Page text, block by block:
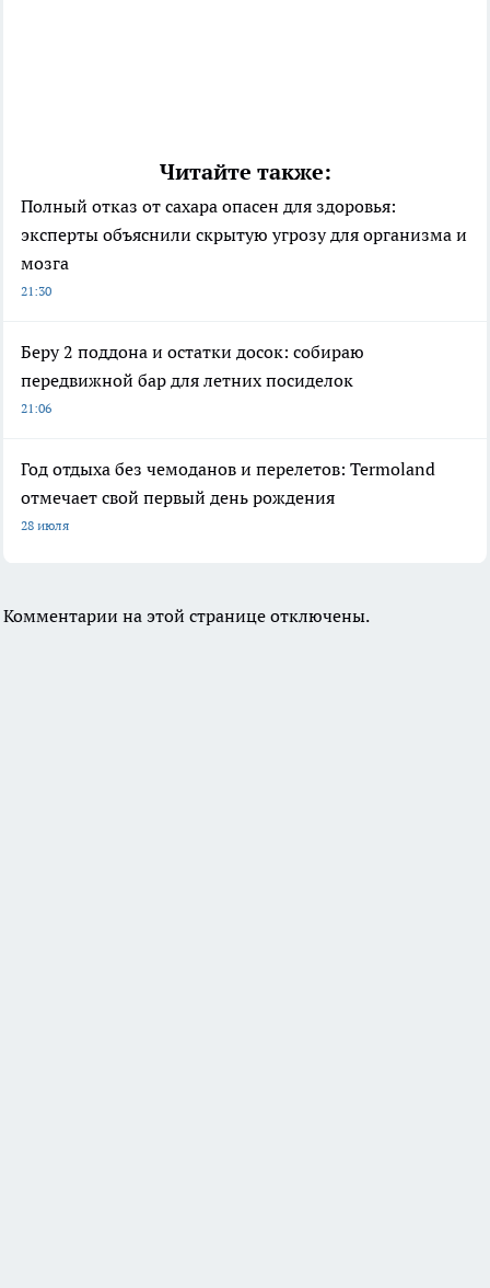
Читайте также:
Полный отказ от сахара опасен для здоровья:
эксперты объяснили скрытую угрозу для организма и
мозга
21:30
Беру 2 поддона и остатки досок: собираю
передвижной бар для летних посиделок
21:06
Год отдыха без чемоданов и перелетов: Termoland
отмечает свой первый день рождения
28 июля
Комментарии на этой странице отключены.